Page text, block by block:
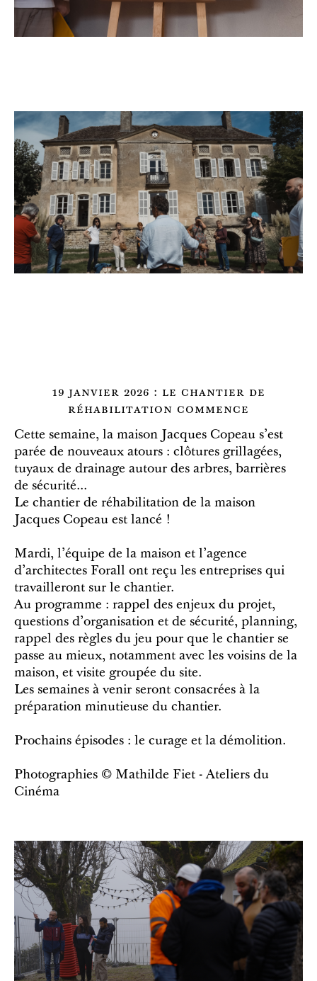
19 janvier 2026 : le chantier de
réhabilitation commence
Cette semaine, la maison Jacques Copeau s'est
parée de nouveaux atours : clôtures grillagées,
tuyaux de drainage autour des arbres, barrières
de sécurité...
Le chantier de réhabilitation de la maison
Jacques Copeau est lancé !
Mardi, l'équipe de la maison et l'agence
d'architectes Forall ont reçu les entreprises qui
travailleront sur le chantier.
Au programme : rappel des enjeux du projet,
questions d'organisation et de sécurité, planning,
rappel des règles du jeu pour que le chantier se
passe au mieux, notamment avec les voisins de la
maison, et visite groupée du site.
Les semaines à venir seront consacrées à la
préparation minutieuse du chantier.
Prochains épisodes : le curage et la démolition.
Photographies © Mathilde Fiet - Ateliers du
Cinéma